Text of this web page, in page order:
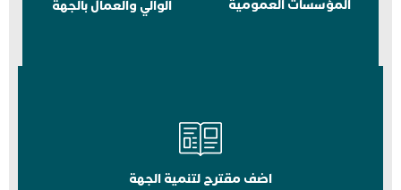
المؤسسات العمومية الوالي والعمال بالجهة
اضف مقترح لتنمية الجهة